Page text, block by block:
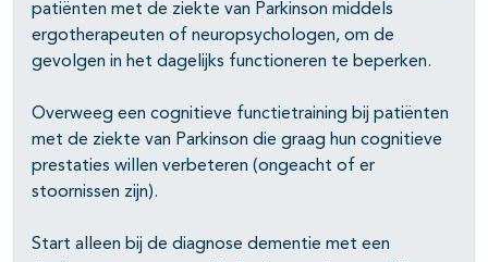
patiënten met de ziekte van Parkinson middels
ergotherapeuten of neuropsychologen, om de
gevolgen in het dagelijks functioneren te beperken.
Overweeg een cognitieve functietraining bij patiënten
met de ziekte van Parkinson die graag hun cognitieve
prestaties willen verbeteren (ongeacht of er
stoornissen zijn).
Start alleen bij de diagnose dementie met een